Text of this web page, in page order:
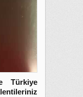
Türkiye